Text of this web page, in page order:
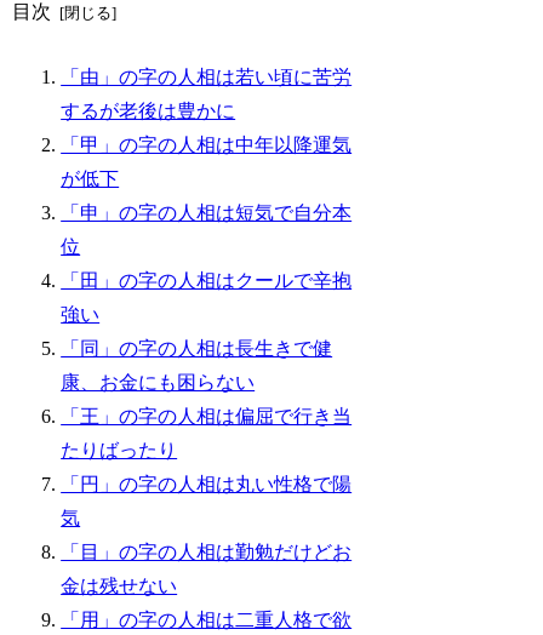
目次
「由」の字の人相は若い頃に苦労
するが老後は豊かに
「甲」の字の人相は中年以降運気
が低下
「申」の字の人相は短気で自分本
位
「田」の字の人相はクールで辛抱
強い
「同」の字の人相は長生きで健
康、お金にも困らない
「王」の字の人相は偏屈で行き当
たりばったり
「円」の字の人相は丸い性格で陽
気
「目」の字の人相は勤勉だけどお
金は残せない
「用」の字の人相は二重人格で欲